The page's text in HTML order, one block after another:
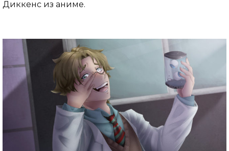
Диккенс из аниме.